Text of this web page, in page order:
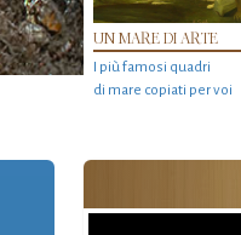
UN MARE DI ARTE
I più famosi quadri
di mare copiati per voi